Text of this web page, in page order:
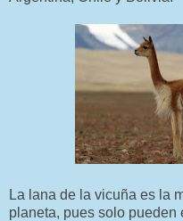
La lana de la vicuña es la
planeta, pues solo pueden